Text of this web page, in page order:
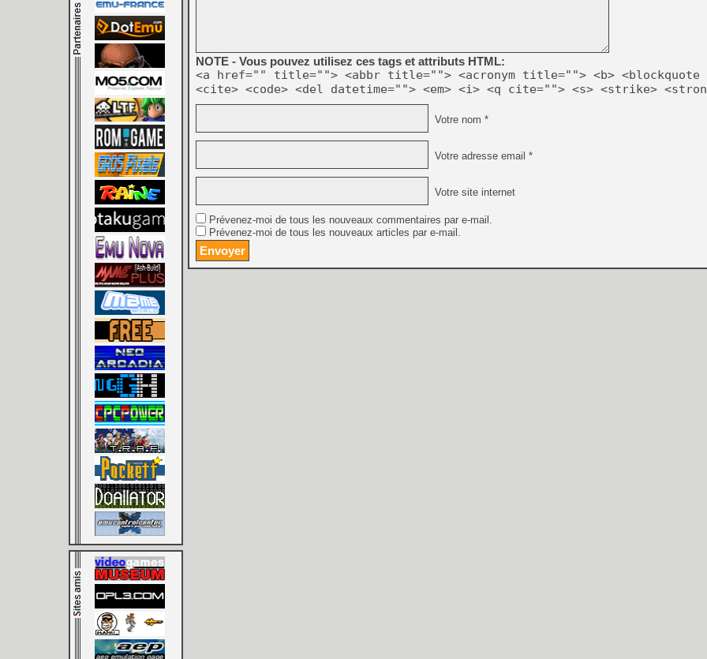
[GK] Oubliez Crazy Taxi,
[LS] [Switch] NSZ 5.0.0
[GK] No More Room in
[GK] Un chatbot Atelier
[GK] Mémoire cash -
[GK] Nvidia : le prix des
[GK] Suikoden Star Leap
[Mo5] La mini borne
NOTE - Vous pouvez utilisez ces tags et attributs HTML:
<a href="" title=""> <abbr title=""> <acronym title=""> <b> <blockquote
<cite> <code> <del datetime=""> <em> <i> <q cite=""> <s> <strike>
Votre nom *
Votre adresse email *
Votre site internet
Prévenez-moi de tous les nouveaux commentaires par e-mail.
Prévenez-moi de tous les nouveaux articles par e-mail.